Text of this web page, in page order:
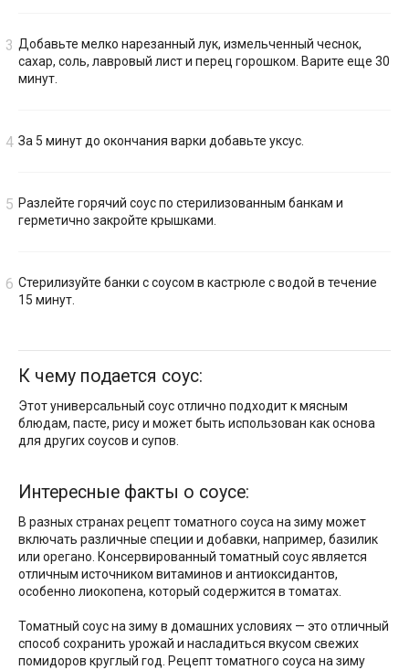
Добавьте мелко нарезанный лук, измельченный чеснок,
сахар, соль, лавровый лист и перец горошком. Варите еще 30
минут.
За 5 минут до окончания варки добавьте уксус.
Разлейте горячий соус по стерилизованным банкам и
герметично закройте крышками.
Стерилизуйте банки с соусом в кастрюле с водой в течение
15 минут.
К чему подается соус:
Этот универсальный соус отлично подходит к мясным
блюдам, пасте, рису и может быть использован как основа
для других соусов и супов.
Интересные факты о соусе:
В разных странах рецепт томатного соуса на зиму может
включать различные специи и добавки, например, базилик
или орегано. Консервированный томатный соус является
отличным источником витаминов и антиоксидантов,
особенно лиокопена, который содержится в томатах.
Томатный соус на зиму в домашних условиях — это отличный
способ сохранить урожай и насладиться вкусом свежих
помидоров круглый год. Рецепт томатного соуса на зиму